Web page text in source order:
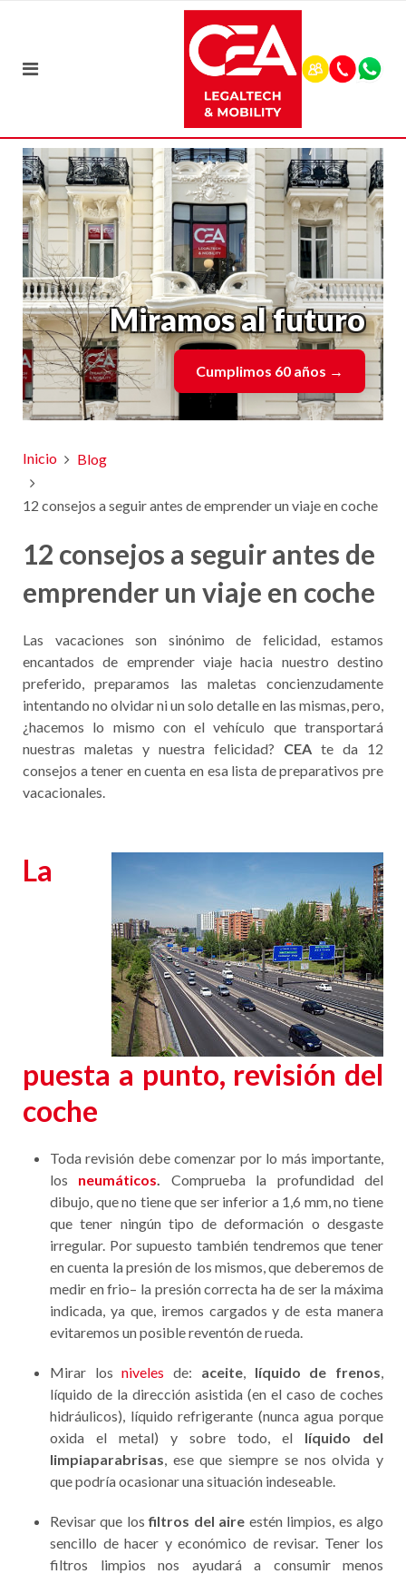
Miramos al futuro
Cumplimos 60 años →
Inicio Blog
12 consejos a seguir antes de emprender un viaje en coche
12 consejos a seguir antes de
emprender un viaje en coche
Las vacaciones son sinónimo de felicidad, estamos
encantados de emprender viaje hacia nuestro destino
preferido, preparamos las maletas concienzudamente
intentando no olvidar ni un solo detalle en las mismas, pero,
¿hacemos lo mismo con el vehículo que transportará
nuestras maletas y nuestra felicidad? CEA te da 12
consejos a tener en cuenta en esa lista de preparativos pre
vacacionales.
La
puesta a punto, revisión del
coche
Toda revisión debe comenzar por lo más importante,
los neumáticos. Comprueba la profundidad del
dibujo, que no tiene que ser inferior a 1,6 mm, no tiene
que tener ningún tipo de deformación o desgaste
irregular. Por supuesto también tendremos que tener
en cuenta la presión de los mismos, que deberemos de
medir en frio– la presión correcta ha de ser la máxima
indicada, ya que, iremos cargados y de esta manera
evitaremos un posible reventón de rueda.
Mirar losniveles de: aceite, líquido de frenos,
líquido de la dirección asistida (en el caso de coches
hidráulicos), líquido refrigerante (nunca agua porque
oxida el metal) y sobre todo, el líquido del
limpiaparabrisas, ese que siempre se nos olvida y
que podría ocasionar una situación indeseable.
Revisar que losfiltros del aire estén limpios, es algo
sencillo de hacer y económico de revisar. Tener los
filtros limpios nos ayudará a consumir menos